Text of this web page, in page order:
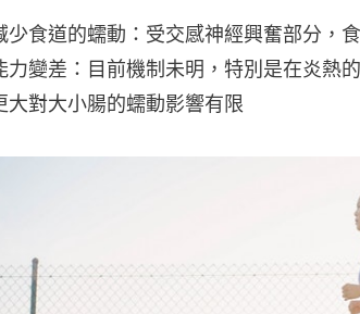
少食道的蠕動：受交感神經興奮部分，
力變差：目前機制未明，特別是在炎熱
大對大小腸的蠕動影響有限